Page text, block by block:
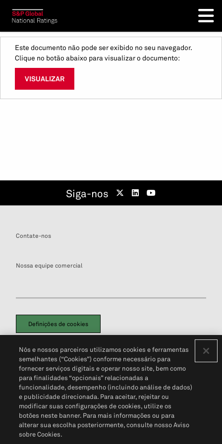
Este documento não pode ser exibido no seu navegador.
Clique no botão abaixo para visualizar o documento:
VISUALIZAR
Siga-nos
Contate-nos
Nossa equipe comercial
Definições de cookies
Política de PrivacidadePortal de privacidade do cliente (em inglês)
Não Venda Minhas Informações Pessoais© 2026 S&P Global
Nós e nossos parceiros utilizamos cookies e ferramentas
semelhantes (“Cookies”) conforme necessário para
fornecer serviços digitais e operar nosso site, bem como
para finalidades “opcionais” relacionadas a
funcionalidade, desempenho (incluindo análise de dados)
e publicidade direcionada. Para aceitar, rejeitar ou
modificar suas configurações de cookies, utilize os
botões neste banner. Para mais informações ou para
alterar sua escolha posteriormente, consulte nosso Aviso
sobre Cookies.